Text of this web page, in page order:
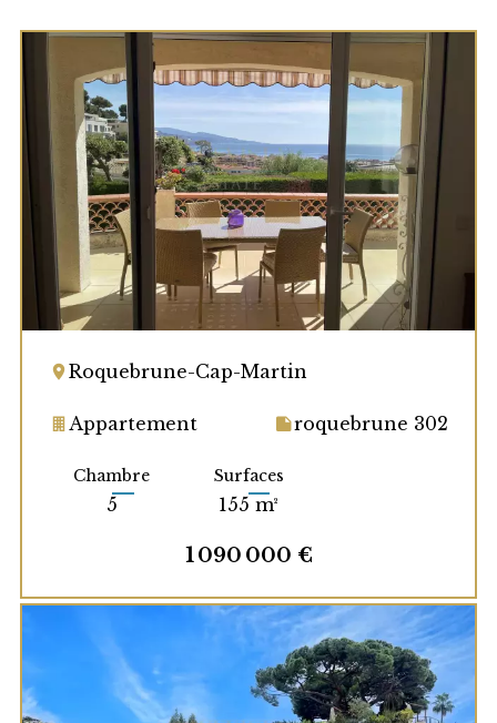
Roquebrune-Cap-Martin
Appartement roquebrune 302
Chambre
5
Surfaces
155 m²
1 090 000 €